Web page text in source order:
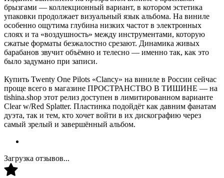
брызгами — коллекционный вариант, в котором эстетика
упаковки продолжает визуальный язык альбома. На виниле
особенно ощутима глубина низких частот в электронных
слоях и та «воздушность» между инструментами, которую
сжатые форматы безжалостно срезают. Динамика живых
барабанов звучит объёмно и телесно — именно так, как это
было задумано при записи.
Купить Twenty One Pilots «Clancy» на виниле в России сейчас
проще всего в магазине ПРОСТРАНСТВО В ТИШИНЕ — на
tishina.shop этот релиз доступен в лимитированном варианте
Clear w/Red Splatter. Пластинка подойдёт как давним фанатам
дуэта, так и тем, кто хочет войти в их дискографию через
самый зрелый и завершённый альбом.
Загрузка отзывов...